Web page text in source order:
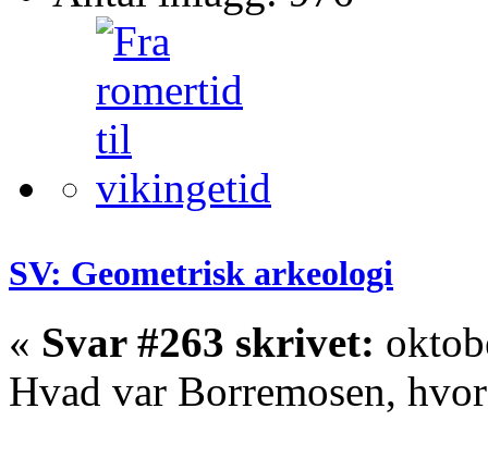
SV: Geometrisk arkeologi
« Svar #263 skrivet:
Hvad var Borremosen,